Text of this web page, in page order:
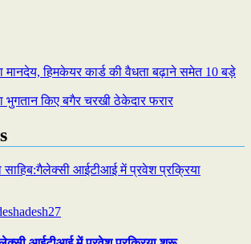
मानदेय, हिमकेयर कार्ड की वैधता बढ़ाने समेत 10 बड़े
भुगतान किए बगैर चरखी ठेकेदार फरार